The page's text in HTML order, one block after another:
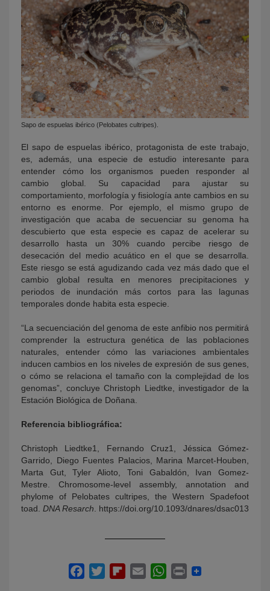
Sapo de espuelas ibérico (Pelobates cultripes).
El sapo de espuelas ibérico, protagonista de este trabajo,
es, además, una especie de estudio interesante para
entender cómo los organismos pueden responder al
cambio global. Su capacidad para ajustar su
comportamiento, morfología y fisiología ante cambios en su
entorno es enorme. Por ejemplo, el mismo grupo de
investigación que acaba de secuenciar su genoma ha
descubierto que esta especie es capaz de acelerar su
desarrollo hasta un 30% cuando percibe riesgo de
desecación del medio acuático en el que se desarrolla.
Este riesgo se está agudizando cada vez más dado que el
cambio global resulta en menores precipitaciones y
periodos de inundación más cortos para las lagunas
temporales donde habita esta especie.
“La secuenciación del genoma de este anfibio nos permitirá
comprender la estructura genética de las poblaciones
naturales, entender cómo las variaciones ambientales
inducen cambios en los niveles de expresión de sus genes,
o cómo se relaciona el tamaño con la complejidad de los
genomas”, concluye Christoph Liedtke, investigador de la
Estación Biológica de Doñana.
Referencia bibliográfica:
Christoph Liedtke1, Fernando Cruz1, Jéssica Gómez-
Garrido, Diego Fuentes Palacios, Marina Marcet-Houben,
Marta Gut, Tyler Alioto, Toni Gabaldón, Ivan Gomez-
Mestre. Chromosome-level assembly, annotation and
phylome of Pelobates cultripes, the Western Spadefoot
toad. DNA Resarch . https://doi.org/10.1093/dnares/dsac013